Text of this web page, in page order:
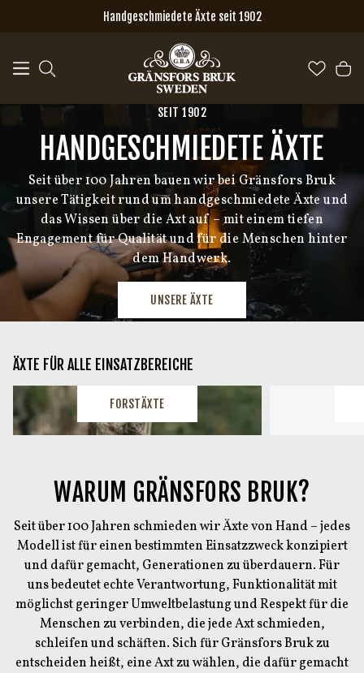
Zum Hauptinhalt springenHandgeschmiedete Äxte seit 1902
SEIT 1902
HANDGESCHMIEDETE ÄXTE
Seit über 100 Jahren bauen wir bei Gränsfors Bruk
unsere Tätigkeit rund um handgeschmiedete Äxte und
das Wissen über die Axt auf – mit einem tiefen
Engagement für Qualität und für die Menschen hinter
dem Handwerk.
UNSERE ÄXTE
ÄXTE FÜR ALLE EINSATZBEREICHE
FORSTÄXTE
WARUM GRÄNSFORS BRUK?
Seit über 100 Jahren schmieden wir Äxte von Hand – jedes
Modell ist für einen bestimmten Einsatzzweck konzipiert
und dafür gemacht, Generationen zu überdauern. Für
uns bedeutet echte Verantwortung, Funktionalität mit
möglichst geringer Umweltbelastung und Respekt für die
Menschen zu verbinden, die jede Axt schmieden,
schleifen und schäften. Sich für Gränsfors Bruk zu
entscheiden heißt, eine Axt zu wählen, die dafür gemacht